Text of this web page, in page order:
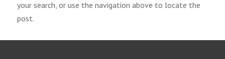
your search, or use the navigation above to locate the
post.